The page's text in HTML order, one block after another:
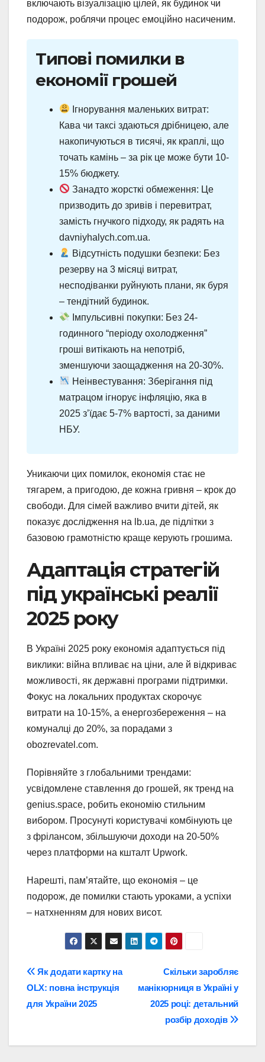
включають візуалізацію цілей, як будинок чи
подорож, роблячи процес емоційно насиченим.
Типові помилки в
економії грошей
Ігнорування маленьких витрат:
Кава чи таксі здаються дрібницею, але
накопичуються в тисячі, як краплі, що
точать камінь – за рік це може бути 10-
15% бюджету.
Занадто жорсткі обмеження: Це
призводить до зривів і перевитрат,
замість гнучкого підходу, як радять на
davniyhalych.com.ua.
Відсутність подушки безпеки: Без
резерву на 3 місяці витрат,
несподіванки руйнують плани, як буря
– тендітний будинок.
Імпульсивні покупки: Без 24-
годинного “періоду охолодження”
гроші витікають на непотріб,
зменшуючи заощадження на 20-30%.
Неінвестування: Зберігання під
матрацом ігнорує інфляцію, яка в
2025 з’їдає 5-7% вартості, за даними
НБУ.
Уникаючи цих помилок, економія стає не
тягарем, а пригодою, де кожна гривня – крок до
свободи. Для сімей важливо вчити дітей, як
показує дослідження на lb.ua, де підлітки з
базовою грамотністю краще керують грошима.
Адаптація стратегій
під українські реалії
2025 року
В Україні 2025 року економія адаптується під
виклики: війна впливає на ціни, але й відкриває
можливості, як державні програми підтримки.
Фокус на локальних продуктах скорочує
витрати на 10-15%, а енергозбереження – на
комуналці до 20%, за порадами з
obozrevatel.com.
Порівняйте з глобальними трендами:
усвідомлене ставлення до грошей, як тренд на
genius.space, робить економію стильним
вибором. Просунуті користувачі комбінують це
з фрілансом, збільшуючи доходи на 20-50%
через платформи на кшталт Upwork.
Нарешті, пам’ятайте, що економія – це
подорож, де помилки стають уроками, а успіхи
– натхненням для нових висот.
Навігація
записів
Скільки заробляє
манікюрниця в Україні у
2025 році: детальний
розбір доходів
Як додати картку на
OLX: повна інструкція
для України 2025